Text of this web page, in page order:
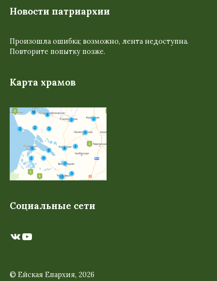
Новости патриархии
Произошла ошибка; возможно, лента недоступна.
Повторите попытку позже.
Карта храмов
Социальные сети
ВКонтакте
YouTube
© Ейская Епархия, 2026